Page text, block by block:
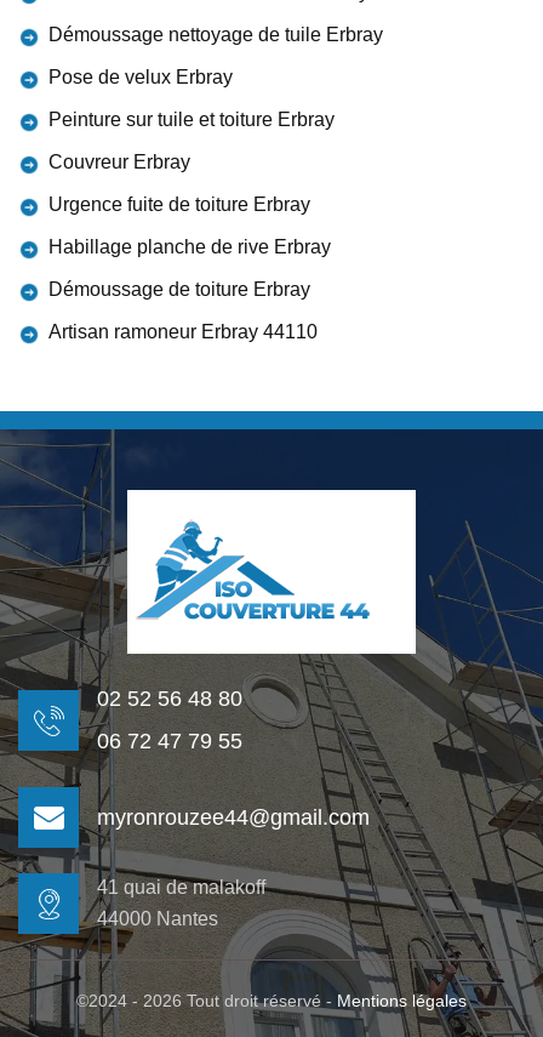
Démoussage nettoyage de tuile Erbray
Pose de velux Erbray
Peinture sur tuile et toiture Erbray
Couvreur Erbray
Urgence fuite de toiture Erbray
Habillage planche de rive Erbray
Démoussage de toiture Erbray
Artisan ramoneur Erbray 44110
02 52 56 48 80
06 72 47 79 55
myronrouzee44@gmail.com
41 quai de malakoff
44000 Nantes
©2024 - 2026 Tout droit réservé - Mentions légales